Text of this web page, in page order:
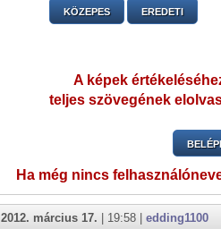
KÖZEPES EREDETI
A képek
teljes szövegének
Ha még nincs
2012. március 17. | 19:58 | edding1100